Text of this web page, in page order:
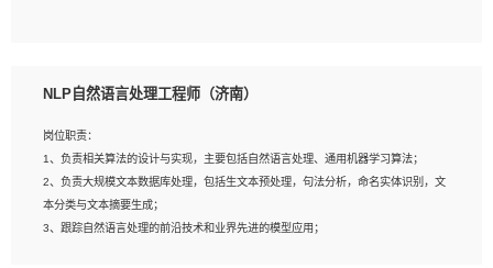
验的更佳；
3、熟悉数据库开发，熟悉Mysql、Oracle、MongoDb数据库应用开发其中一种；
4、熟悉Python Wed框架（Django/Flask...）代码能力优秀，熟悉编码规范和具备
良好的文档编写能力）；
5、沟通表达能力强，具备团队协作能力。
NLP自然语言处理工程师（济南）
岗位职责：
1、负责相关算法的设计与实现，主要包括自然语言处理、通用机器学习算法；
2、负责大规模文本数据库处理，包括生文本预处理，句法分析，命名实体识别，文
本分类与文本摘要生成；
3、跟踪自然语言处理的前沿技术和业界先进的模型应用；